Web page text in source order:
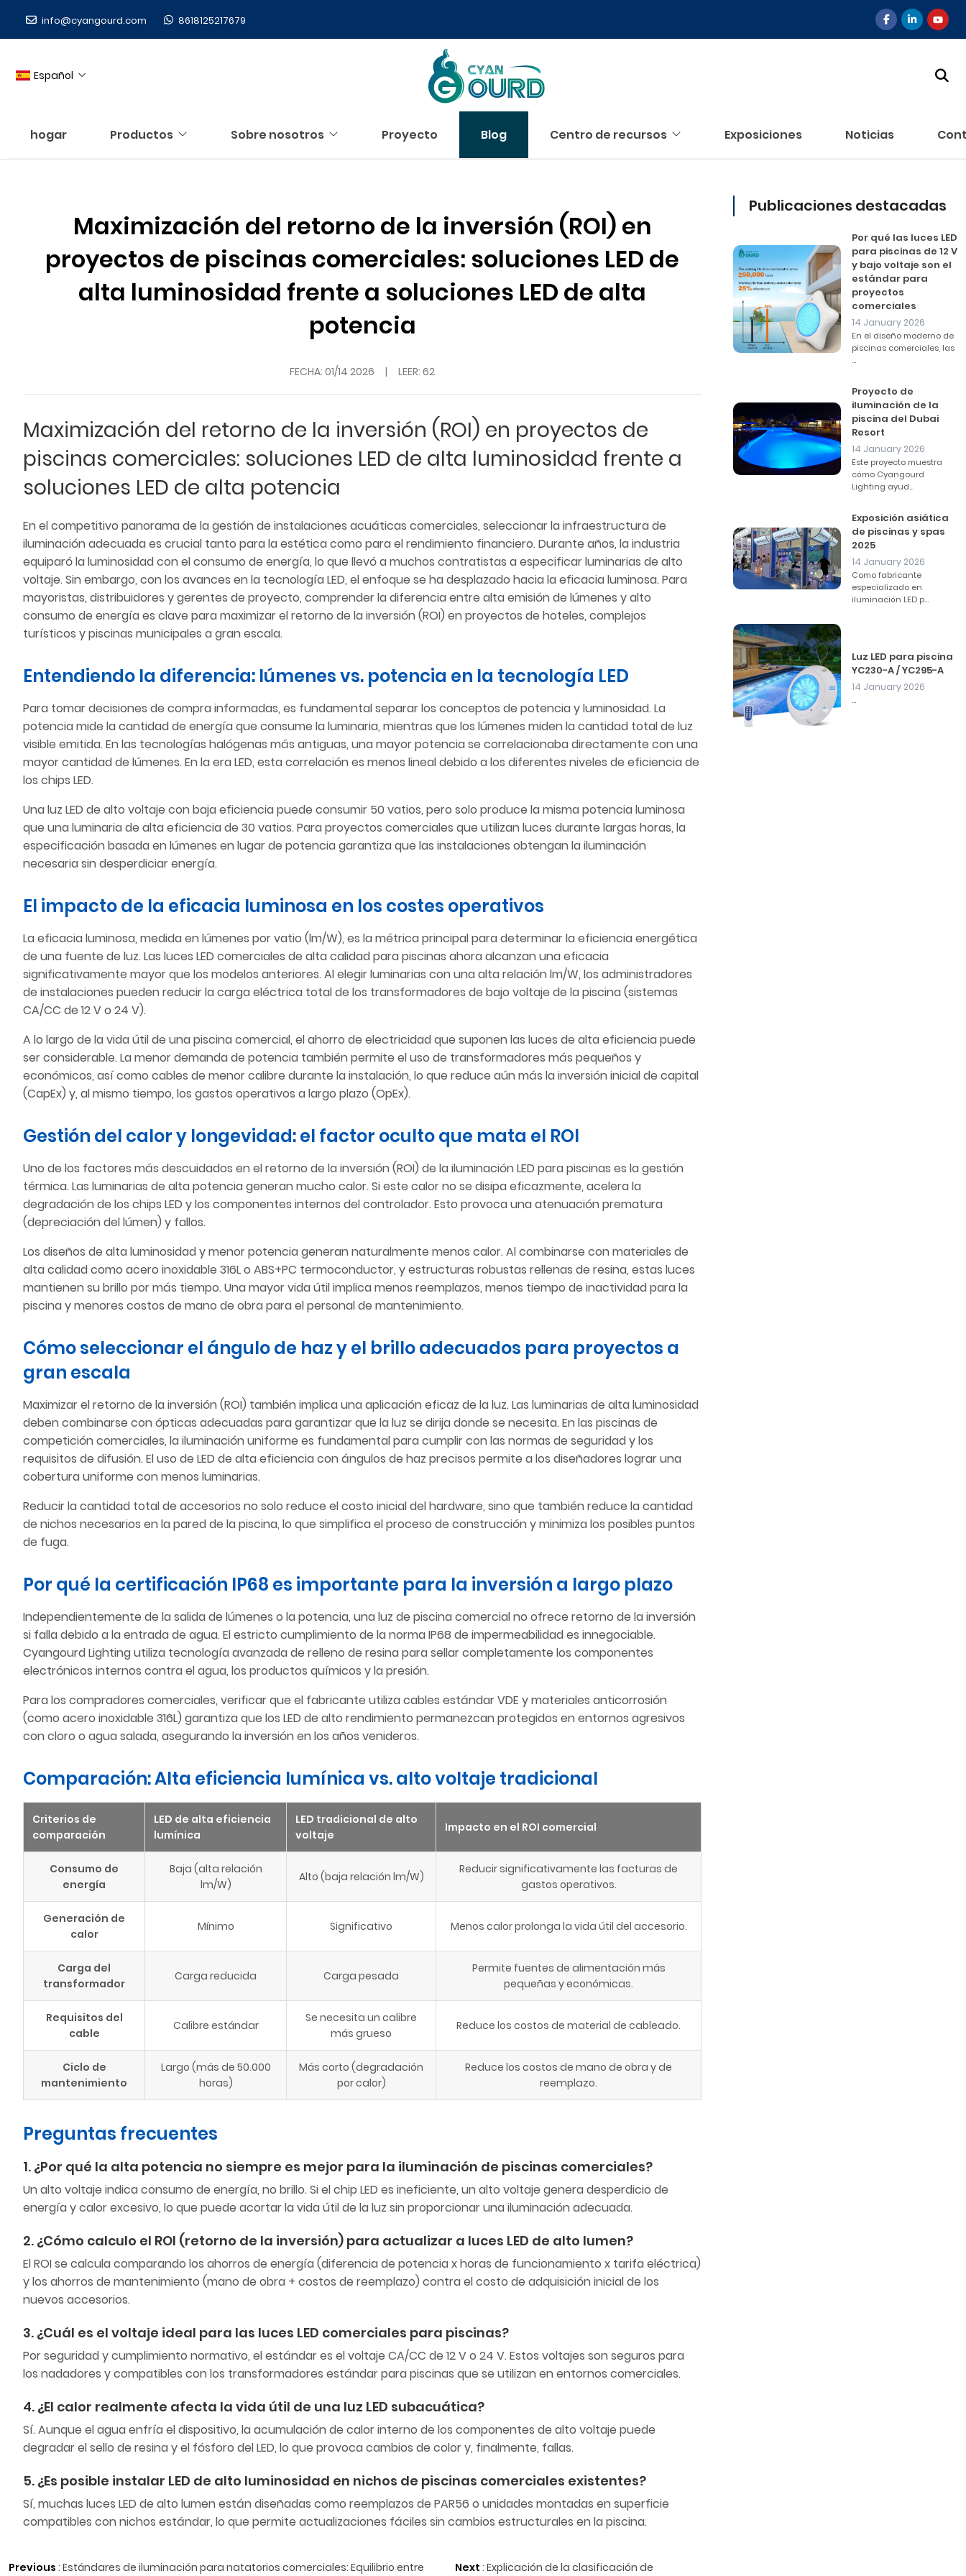
info@cyangourd.com 8618125217679
Español
hogar Productos Sobre nosotros Proyecto Blog Centro de recursos Exposiciones Noticias
Maximización del retorno de la inversión (ROI) en
proyectos de piscinas comerciales: soluciones LED de
alta luminosidad frente a soluciones LED de alta
potencia
FECHA: 01/14 2026 | LEER: 62
Maximización del retorno de la inversión (ROI) en proyectos de
piscinas comerciales: soluciones LED de alta luminosidad frente a
soluciones LED de alta potencia
En el competitivo panorama de la gestión de instalaciones acuáticas comerciales, seleccionar la infraestructura de
iluminación adecuada es crucial tanto para la estética como para el rendimiento financiero. Durante años, la industria
equiparó la luminosidad con el consumo de energía, lo que llevó a muchos contratistas a especificar luminarias de alto
voltaje. Sin embargo, con los avances en la tecnología LED, el enfoque se ha desplazado hacia la eficacia luminosa. Para
mayoristas, distribuidores y gerentes de proyecto, comprender la diferencia entre alta emisión de lúmenes y alto
consumo de energía es clave para maximizar el retorno de la inversión (ROI) en proyectos de hoteles, complejos
turísticos y piscinas municipales a gran escala.
Entendiendo la diferencia: lúmenes vs. potencia en la tecnología LED
Para tomar decisiones de compra informadas, es fundamental separar los conceptos de potencia y luminosidad. La
potencia mide la cantidad de energía que consume la luminaria, mientras que los lúmenes miden la cantidad total de luz
visible emitida. En las tecnologías halógenas más antiguas, una mayor potencia se correlacionaba directamente con una
mayor cantidad de lúmenes. En la era LED, esta correlación es menos lineal debido a los diferentes niveles de eficiencia de
los chips LED.
Una luz LED de alto voltaje con baja eficiencia puede consumir 50 vatios, pero solo produce la misma potencia luminosa
que una luminaria de alta eficiencia de 30 vatios. Para proyectos comerciales que utilizan luces durante largas horas, la
especificación basada en lúmenes en lugar de potencia garantiza que las instalaciones obtengan la iluminación
necesaria sin desperdiciar energía.
El impacto de la eficacia luminosa en los costes operativos
La eficacia luminosa, medida en lúmenes por vatio (lm/W), es la métrica principal para determinar la eficiencia energética
de una fuente de luz. Las luces LED comerciales de alta calidad para piscinas ahora alcanzan una eficacia
significativamente mayor que los modelos anteriores. Al elegir luminarias con una alta relación lm/W, los administradores
de instalaciones pueden reducir la carga eléctrica total de los transformadores de bajo voltaje de la piscina (sistemas
CA/CC de 12 V o 24 V).
A lo largo de la vida útil de una piscina comercial, el ahorro de electricidad que suponen las luces de alta eficiencia puede
ser considerable. La menor demanda de potencia también permite el uso de transformadores más pequeños y
económicos, así como cables de menor calibre durante la instalación, lo que reduce aún más la inversión inicial de capital
(CapEx) y, al mismo tiempo, los gastos operativos a largo plazo (OpEx).
Gestión del calor y longevidad: el factor oculto que mata el ROI
Uno de los factores más descuidados en el retorno de la inversión (ROI) de la iluminación LED para piscinas es la gestión
térmica. Las luminarias de alta potencia generan mucho calor. Si este calor no se disipa eficazmente, acelera la
degradación de los chips LED y los componentes internos del controlador. Esto provoca una atenuación prematura
(depreciación del lúmen) y fallos.
Los diseños de alta luminosidad y menor potencia generan naturalmente menos calor. Al combinarse con materiales de
alta calidad como acero inoxidable 316L o ABS+PC termoconductor, y estructuras robustas rellenas de resina, estas luces
mantienen su brillo por más tiempo. Una mayor vida útil implica menos reemplazos, menos tiempo de inactividad para la
piscina y menores costos de mano de obra para el personal de mantenimiento.
Cómo seleccionar el ángulo de haz y el brillo adecuados para proyectos a
gran escala
Maximizar el retorno de la inversión (ROI) también implica una aplicación eficaz de la luz. Las luminarias de alta luminosidad
deben combinarse con ópticas adecuadas para garantizar que la luz se dirija donde se necesita. En las piscinas de
competición comerciales, la iluminación uniforme es fundamental para cumplir con las normas de seguridad y los
requisitos de difusión. El uso de LED de alta eficiencia con ángulos de haz precisos permite a los diseñadores lograr una
cobertura uniforme con menos luminarias.
Reducir la cantidad total de accesorios no solo reduce el costo inicial del hardware, sino que también reduce la cantidad
de nichos necesarios en la pared de la piscina, lo que simplifica el proceso de construcción y minimiza los posibles puntos
de fuga.
Por qué la certificación IP68 es importante para la inversión a largo plazo
Independientemente de la salida de lúmenes o la potencia, una luz de piscina comercial no ofrece retorno de la inversión
si falla debido a la entrada de agua. El estricto cumplimiento de la norma IP68 de impermeabilidad es innegociable.
Cyangourd Lighting utiliza tecnología avanzada de relleno de resina para sellar completamente los componentes
electrónicos internos contra el agua, los productos químicos y la presión.
Para los compradores comerciales, verificar que el fabricante utiliza cables estándar VDE y materiales anticorrosión
(como acero inoxidable 316L) garantiza que los LED de alto rendimiento permanezcan protegidos en entornos agresivos
con cloro o agua salada, asegurando la inversión en los años venideros.
Comparación: Alta eficiencia lumínica vs. alto voltaje tradicional
Criterios de
comparación
LED de alta eficiencia
lumínica
LED tradicional de alto
voltaje
Impacto en el ROI comercial
Consumo de
energía
Baja (alta relación
lm/W)
Alto (baja relación lm/W)
Reducir significativamente las facturas de
gastos operativos.
Generación de
calor
Mínimo Significativo Menos calor prolonga la vida útil del accesorio.
Carga del
transformador
Carga reducida Carga pesada
Permite fuentes de alimentación más
pequeñas y económicas.
Requisitos del
cable
Calibre estándar
Se necesita un calibre
más grueso
Reduce los costos de material de cableado.
Ciclo de
mantenimiento
Largo (más de 50.000
horas)
Más corto (degradación
por calor)
Reduce los costos de mano de obra y de
reemplazo.
Preguntas frecuentes
1. ¿Por qué la alta potencia no siempre es mejor para la iluminación de piscinas comerciales?
Un alto voltaje indica consumo de energía, no brillo. Si el chip LED es ineficiente, un alto voltaje genera desperdicio de
energía y calor excesivo, lo que puede acortar la vida útil de la luz sin proporcionar una iluminación adecuada.
2. ¿Cómo calculo el ROI (retorno de la inversión) para actualizar a luces LED de alto lumen?
El ROI se calcula comparando los ahorros de energía (diferencia de potencia x horas de funcionamiento x tarifa eléctrica)
y los ahorros de mantenimiento (mano de obra + costos de reemplazo) contra el costo de adquisición inicial de los
nuevos accesorios.
3. ¿Cuál es el voltaje ideal para las luces LED comerciales para piscinas?
Por seguridad y cumplimiento normativo, el estándar es el voltaje CA/CC de 12 V o 24 V. Estos voltajes son seguros para
los nadadores y compatibles con los transformadores estándar para piscinas que se utilizan en entornos comerciales.
4. ¿El calor realmente afecta la vida útil de una luz LED subacuática?
Sí. Aunque el agua enfría el dispositivo, la acumulación de calor interno de los componentes de alto voltaje puede
degradar el sello de resina y el fósforo del LED, lo que provoca cambios de color y, finalmente, fallas.
5. ¿Es posible instalar LED de alto luminosidad en nichos de piscinas comerciales existentes?
Sí, muchas luces LED de alto lumen están diseñadas como reemplazos de PAR56 o unidades montadas en superficie
compatibles con nichos estándar, lo que permite actualizaciones fáciles sin cambios estructurales en la piscina.
Previous : Estándares de iluminación para natatorios comerciales: Equilibrio entre Next : Explicación de la clasificación de
Publicaciones destacadas
Por qué las luces LED
para piscinas de 12 V
y bajo voltaje son el
estándar para
proyectos
comerciales
14 January 2026
En el diseño moderno de
piscinas comerciales, las
...
Proyecto de
iluminación de la
piscina del Dubai
Resort
14 January 2026
Este proyecto muestra
cómo Cyangourd
Lighting ayud...
Exposición asiática
de piscinas y spas
2025
14 January 2026
Como fabricante
especializado en
iluminación LED p...
Luz LED para piscina
YC230-A / YC295-A
14 January 2026
...